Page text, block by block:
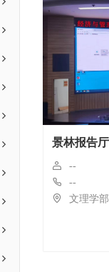
景林报告
--
--
文理学部文